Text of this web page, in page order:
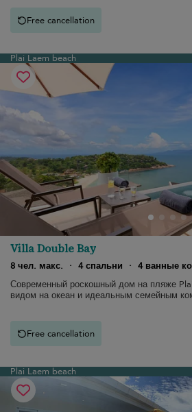
Free cancellation
Plai Laem beach
Villa Double Bay
8 чел. макс.
· 4 спальни · 4 ванные
Современный роскошный дом на пляже
видом на океан и идеальным семейным
Free cancellation
Plai Laem beach